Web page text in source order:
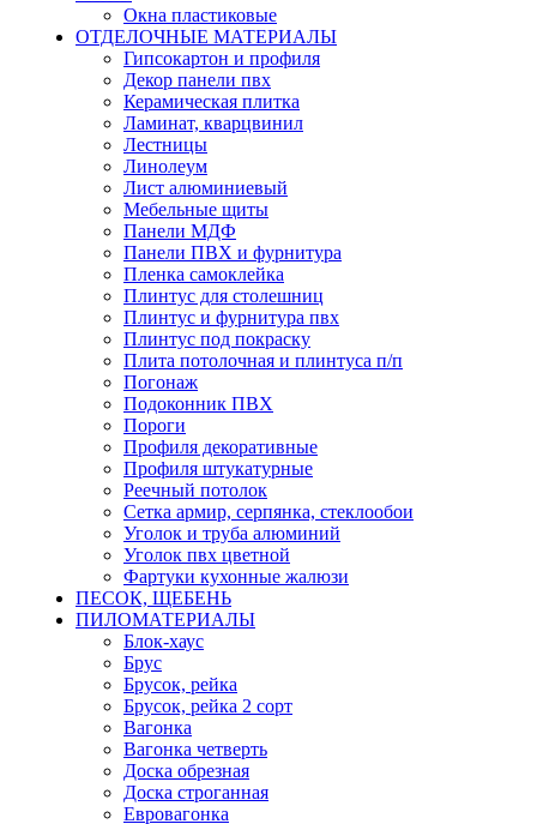
Окна пластиковые
ОТДЕЛОЧНЫЕ МАТЕРИАЛЫ
Гипсокартон и профиля
Декор панели пвх
Керамическая плитка
Ламинат, кварцвинил
Лестницы
Линолеум
Лист алюминиевый
Мебельные щиты
Панели МДФ
Панели ПВХ и фурнитура
Пленка самоклейка
Плинтус для столешниц
Плинтус и фурнитура пвх
Плинтус под покраску
Плита потолочная и плинтуса п/п
Погонаж
Подоконник ПВХ
Пороги
Профиля декоративные
Профиля штукатурные
Реечный потолок
Сетка армир, серпянка, стеклообои
Уголок и труба алюминий
Уголок пвх цветной
Фартуки кухонные жалюзи
ПЕСОК, ЩЕБЕНЬ
ПИЛОМАТЕРИАЛЫ
Блок-хаус
Брус
Брусок, рейка
Брусок, рейка 2 сорт
Вагонка
Вагонка четверть
Доска обрезная
Доска строганная
Евровагонка